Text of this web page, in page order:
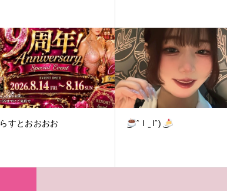
らすとおおおお ˆ I ̫ Iˆ) ͜